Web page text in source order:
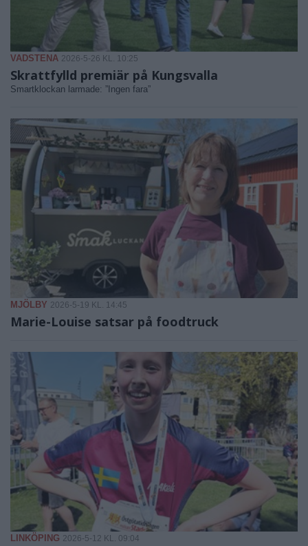
VADSTENA 2026-5-26 KL. 10:25
Skrattfylld premiär på Kungsvalla
Smartklockan larmade: ”Ingen fara”
MJÖLBY 2026-5-19 KL. 14:45
Marie-Louise satsar på foodtruck
LINKÖPING 2026-5-12 KL. 09:04